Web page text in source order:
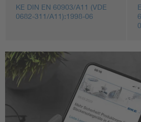
KE DIN EN 60903/A11 (VDE
0682-311/A11):1998-06